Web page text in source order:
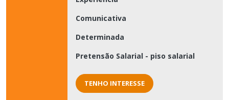
Comunicativa
Determinada
Pretensão Salarial - piso salarial
TENHO INTERESSE